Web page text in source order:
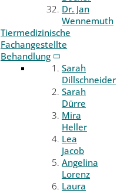
Dr. Jan
Wennemuth
Tiermedizinische
Fachangestellte
Behandlung
Sarah
Dillschneider
Sarah
Dürre
Mira
Heller
Lea
Jacob
Angelina
Lorenz
Laura